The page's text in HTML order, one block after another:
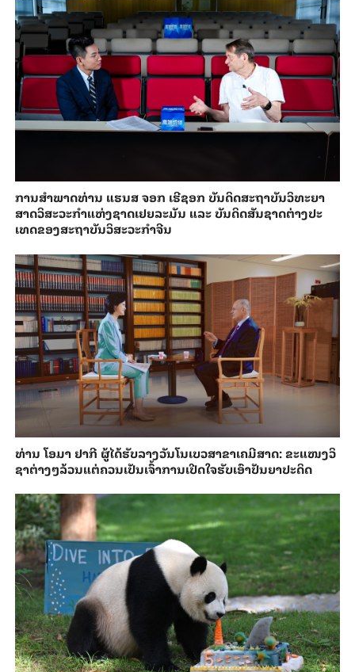
ການ​ສຳ​ພາດ​ທ່ານ ແຮນ​ສ ຈອກ ເຮີ​ຊອກ ​ບັນ​ດິດ​ສະ​ຖາ​ບັນວິ​ທະ​ຍາ​
ສາດວິ​ສະ​ວະ​ກຳ​ແຫ່ງ​ຊາດ​ເຢຍ​ລະ​ມັນ ແລະ ບັນ​ດິດ​ສັນ​ຊາດ​ຕ່າງ​ປະ​
ເທດ​ຂອງສະ​ຖາ​ບັນ​ວິ​ສະ​ວະ​ກຳ​ຈີນ
ທ່ານ ໂອມາ ຢາ​ກີ ຜູ້​ໄດ້​ຮັບ​ລາງວັນ​ໂນ​ເບວ​ສາ​ຂາ​ເຄ​ມີສາດ: ຂະ​ແໜງວິ​
ຊາ​ຕ່າງໆ​ລ້ວນ​ແຕ່​ຄວນ​ເປັນ​ເຈົ້າ​ການເປີດ​ໃຈ​ຮັບ​​ເອົາ​ປັນ​ຍາ​ປະ​ດິດ